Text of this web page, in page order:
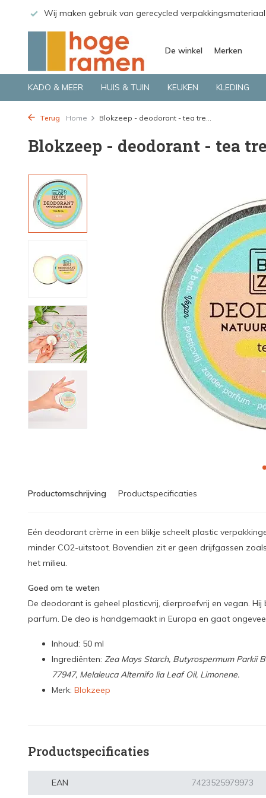
Wij maken gebruik van gerecycled verpakkingsmateriaal
De winkel Merken
KADO & MEER HUIS & TUIN KEUKEN KLEDING
Terug Home Blokzeep - deodorant - tea tre...
Blokzeep - deodorant - tea
Productomschrijving Productspecificaties
Eén deodorant crème in een blikje scheelt plastic
minder CO2-uitstoot. Bovendien zit er geen drijfgassen
het milieu.
Goed om te weten
De deodorant is geheel plasticvrij, dierproefvrij en vegan.
parfum. De deo is handgemaakt in Europa en gaat
Inhoud: 50 ml
Ingrediënten: Zea Mays Starch, Butyrospermum Parkii
77947, Melaleuca Alternifo lia Leaf Oil, Limonene.
Merk: Blokzeep
Productspecificaties
EAN 7423525979973